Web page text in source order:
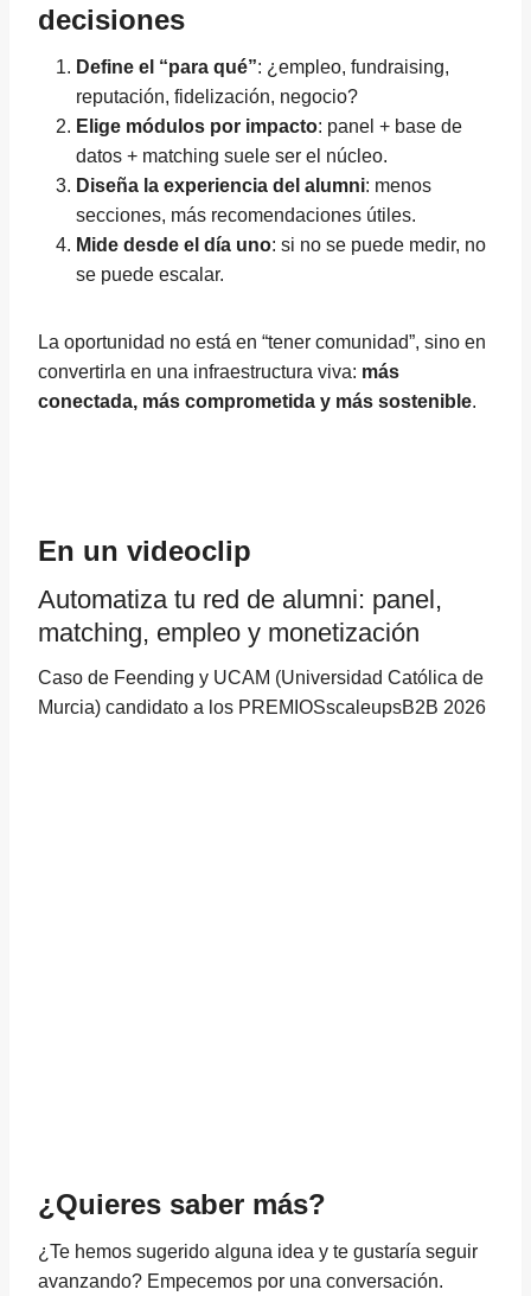
decisiones
Define el “para qué”: ¿empleo, fundraising,
reputación, fidelización, negocio?
Elige módulos por impacto: panel + base de
datos + matching suele ser el núcleo.
Diseña la experiencia del alumni: menos
secciones, más recomendaciones útiles.
Mide desde el día uno: si no se puede medir, no
se puede escalar.
La oportunidad no está en “tener comunidad”, sino en
convertirla en una infraestructura viva: más
conectada, más comprometida y más sostenible.
En un videoclip
Automatiza tu red de alumni: panel,
matching, empleo y monetización
Caso de Feending y UCAM (Universidad Católica de
Murcia) candidato a los PREMIOSscaleupsB2B 2026
¿Quieres saber más?
¿Te hemos sugerido alguna idea y te gustaría seguir
avanzando? Empecemos por una conversación.